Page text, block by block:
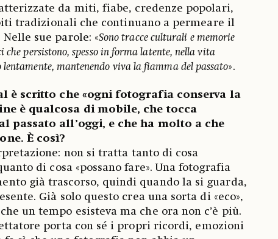
da miti, fiabe, credenze popolari,
tradizionali che continuano a permeare il
sue parole: «Sono tracce culturali e memorie
persistono, spesso in forma latente, nella vita
mantenendo viva la fiamma del passato».
è scritto che «ogni fotografia conserva la
è qualcosa di mobile, che tocca
passato all’oggi, e che ha molto a che
È così?
non si tratta tanto di cosa
di cosa «possano fare». Una fotografia
già trascorso, quindi quando la si guarda,
Già solo questo crea una sorta di «eco»,
un tempo esisteva ma che ora non c’è più.
porta con sé i propri ricordi, emozioni